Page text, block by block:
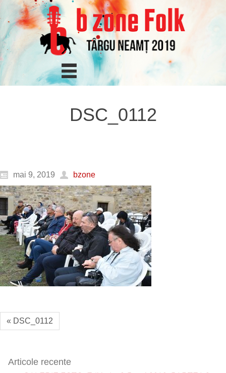
DSC_0112
mai 9, 2019 bzone
« DSC_0112
Articole recente